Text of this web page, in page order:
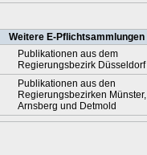
Weitere E-Pflichtsammlungen
Publikationen aus dem
Regierungsbezirk Düsseldorf
Publikationen aus den
Regierungsbezirken Münster,
Arnsberg und Detmold